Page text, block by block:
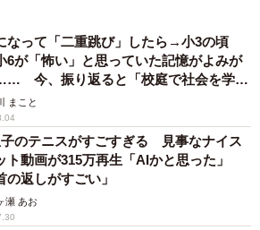
なって「二重跳び」したら→小3の頃
6が「怖い」と思っていた記憶がよみが
今、振り返ると「校庭で社会を学ん
た」【漫画】
まこと
のテニスがすごすぎる 見事なナイス
ト動画が315万再生「AIかと思った」
の返しがすごい」
瀬 あお